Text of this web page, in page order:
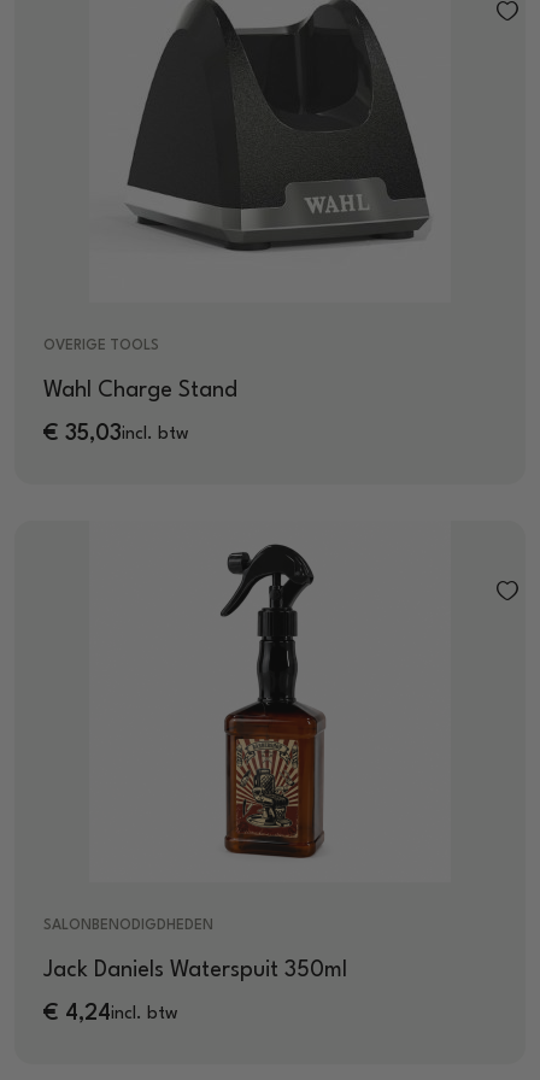
OVERIGE TOOLS
Wahl Charge Stand
€ 35,03incl. btw
SALONBENODIGDHEDEN
Jack Daniels Waterspuit 350ml
€ 4,24incl. btw